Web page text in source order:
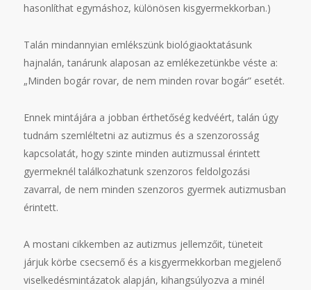
hasonlíthat egymáshoz, különösen kisgyermekkorban.)
Talán mindannyian emlékszünk biológiaoktatásunk
hajnalán, tanárunk alaposan az emlékezetünkbe véste a:
„Minden bogár rovar, de nem minden rovar bogár” esetét.
Ennek mintájára a jobban érthetőség kedvéért, talán úgy
tudnám szemléltetni az autizmus és a szenzorosság
kapcsolatát, hogy szinte minden autizmussal érintett
gyermeknél találkozhatunk szenzoros feldolgozási
zavarral, de nem minden szenzoros gyermek autizmusban
érintett.
A mostani cikkemben az autizmus jellemzőit, tüneteit
járjuk körbe csecsemő és a kisgyermekkorban megjelenő
viselkedésmintázatok alapján, kihangsúlyozva a minél